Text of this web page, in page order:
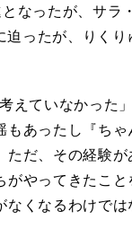
なったが、サラ
ったが、りく
えていなかった
あったし『ち
だ、その経験
やってきたこ
くなるわけで